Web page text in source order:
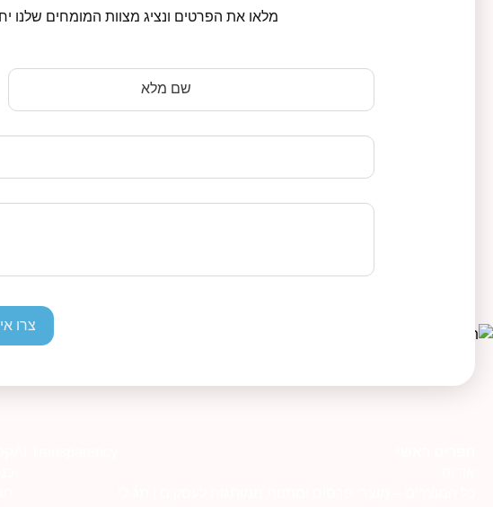
מלאו את הפרטים ונציג מצוות המומחים שלנו
שם מלא
צרו